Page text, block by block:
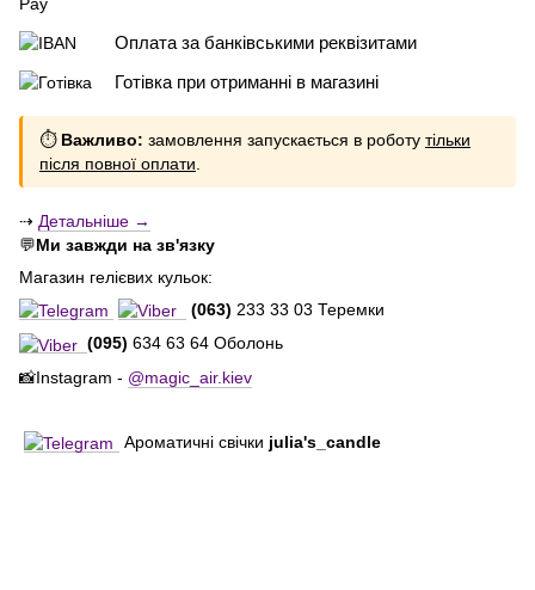
Оплата за банківськими реквізитами
Готівка при отриманні в магазині
⏱ Важливо: замовлення запускається в роботу тільки
після повної оплати
⇢ Детальніше →
💬Ми завжди на зв'язку
Магазин гелієвих кульок:
(063) 233 33 03 Теремки
(095) 634 63 64 Оболонь
📸Instagram - @magic_air.kiev
Ароматичні свічки julia's_candle